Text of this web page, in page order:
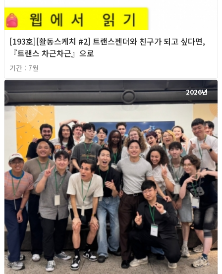
[193호][활동스케치 #2] 트랜스젠더와 친구가 되고 싶다면,
『트랜스 차근차근』으로
기간 : 7월
2026년